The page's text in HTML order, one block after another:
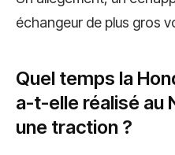
échangeur de plus gros
Quel temps la
a-t-elle réalisé au
une traction ?